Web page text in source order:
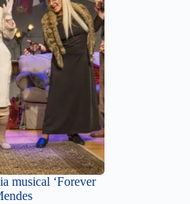
musical ‘Forever